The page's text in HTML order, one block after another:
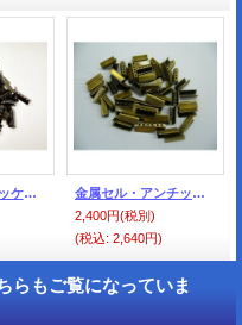
金属セル・黒ニッケル色（100個入）
金属セル・アンチック色（100個入）
2,400円(税別)
(税込: 2,640円)
もご覧になっていま